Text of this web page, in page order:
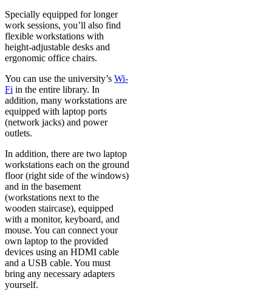
Specially equipped for longer
work sessions, you’ll also find
flexible workstations with
height-adjustable desks and
ergonomic office chairs.
You can use the university’s Wi-
Fi in the entire library. In
addition, many workstations are
equipped with laptop ports
(network jacks) and power
outlets.
In addition, there are two laptop
workstations each on the ground
floor (right side of the windows)
and in the basement
(workstations next to the
wooden staircase), equipped
with a monitor, keyboard, and
mouse. You can connect your
own laptop to the provided
devices using an HDMI cable
and a USB cable. You must
bring any necessary adapters
yourself.